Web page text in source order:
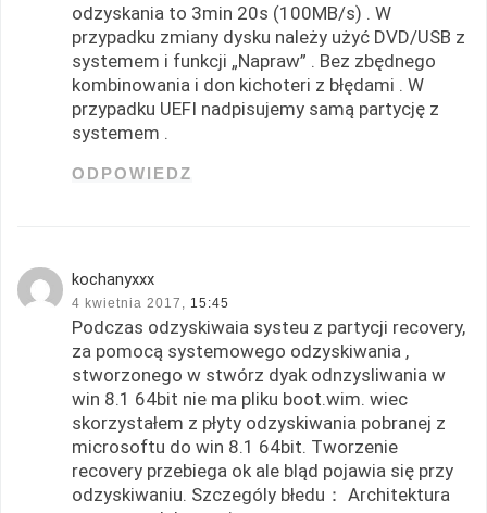
odzyskania to 3min 20s (100MB/s) . W
przypadku zmiany dysku należy użyć DVD/USB z
systemem i funkcji „Napraw” . Bez zbędnego
kombinowania i don kichoteri z błędami . W
przypadku UEFI nadpisujemy samą partycję z
systemem .
ODPOWIEDZ
kochanyxxx
4 kwietnia 2017, 15:45
Podczas odzyskiwaia systeu z partycji recovery,
za pomocą systemowego odzyskiwania ,
stworzonego w stwórz dyak odnzysliwania w
win 8.1 64bit nie ma pliku boot.wim. wiec
skorzystałem z płyty odzyskiwania pobranej z
microsoftu do win 8.1 64bit. Tworzenie
recovery przebiega ok ale bląd pojawia się przy
odzyskiwaniu. Szczególy błedu： Architektura